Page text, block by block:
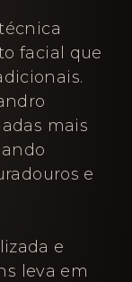
facial que
mais
e
e
leva em